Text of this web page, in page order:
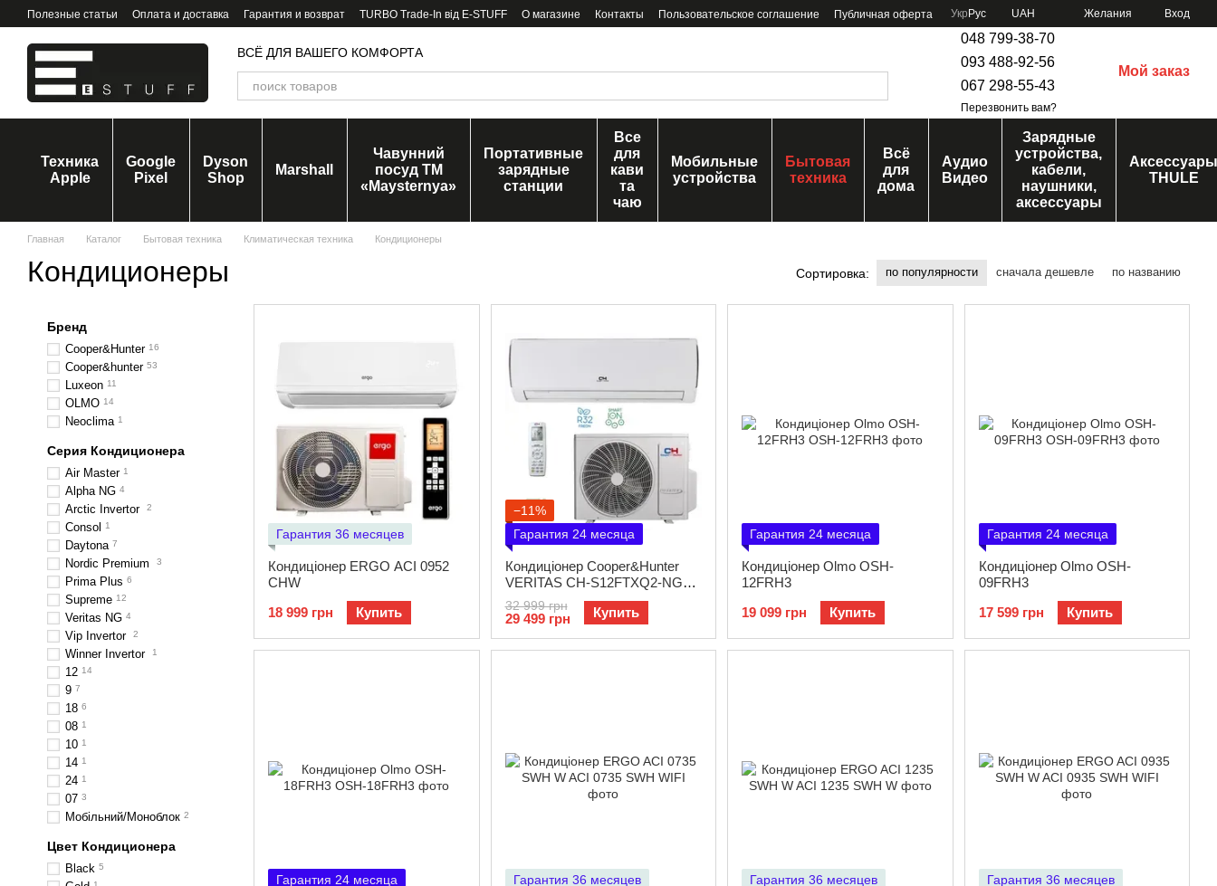
Перейти к основному контенту
Полезные статьи Оплата и доставка Гарантия и возврат TURBO Trade-In від E-STUFF О магазине Контакты Пользовательское соглашение Публичная оферта Укр Рус UAH Желания Вход
ВСЁ ДЛЯ ВАШЕГО КОМФОРТА
048 799-38-70
093 488-92-56
067 298-55-43
Перезвонить вам?
Мой заказ
Техника
Apple
Google
Pixel
Dyson
Shop
Marshall
Чавунний
посуд ТМ
«Maysternya»
Портативные
зарядные
станции
Все
для
кави
та
чаю
Мобильные
устройства
Бытовая
техника
Всё
для
дома
Аудио
Видео
Зарядные
устройства,
кабели,
наушники,
аксессуары
Аксессуары
THULE
Главная Каталог Бытовая техника Климатическая техника Кондиционеры
Кондиционеры Сортировка: по популярности сначала дешевле по названию
Гарантия 36 месяцев
Кондиціонер ERGO ACI 0952
CHW
18 999 грн
Купить
−11%
Гарантия 24 месяца
Кондиціонер Cooper&Hunter
VERITAS CH-S12FTXQ2-NG
(INVERTER GEN VI)
32 999 грн
29 499 грн Купить
Гарантия 24 месяца
Кондиціонер Olmo OSH-
12FRH3
19 099 грн
Купить
Гарантия 24 месяца
Кондиціонер Olmo OSH-
09FRH3
17 599 грн
Купить
Гарантия 24 месяца Гарантия 36 месяцев Гарантия 36 месяцев Гарантия 36 месяцев
Бренд
Cooper&Hunter 16
Cooper&hunter 53
Luxeon 11
OLMO 14
Neoclima 1
Серия Кондиционера
Air Master 1
Alpha NG 4
Arctic Invertor 2
Consol 1
Daytona 7
Nordic Premium 3
Prima Plus 6
Supreme 12
Veritas NG 4
Vip Invertor 2
Winner Invertor 1
12 14
9 7
18 6
08 1
10 1
14 1
24 1
07 3
Мобільний/Моноблок 2
Цвет Кондиционера
Black 5